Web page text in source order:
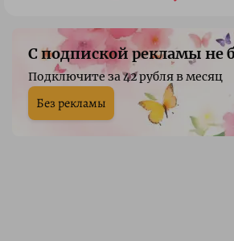
С подпиской рекламы не
Подключите за 42 рубля в месяц
Без рекламы